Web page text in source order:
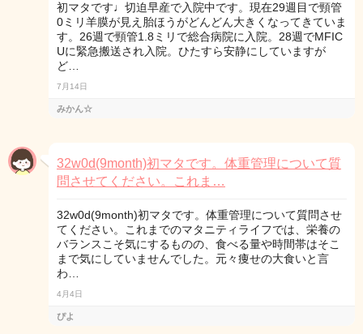
初マタです♩切迫早産で入院中です。現在29週目で頸管
0ミリ羊膜が見え胎ほうがどんどん大きくなってきていま
す。26週で頸管1.8ミリで総合病院に入院。28週でMFIC
Uに緊急搬送され入院。ひたすら安静にしていますが
ど…
7月14日
みかん☆
32w0d(9month)初マタです。体重管理について質
問させてください。これま…
32w0d(9month)初マタです。体重管理について質問させ
てください。これまでのマタニティライフでは、栄養の
バランスこそ気にするものの、食べる量や時間帯はそこ
まで気にしていませんでした。元々痩せの大食いと言
わ…
4月4日
ぴよ